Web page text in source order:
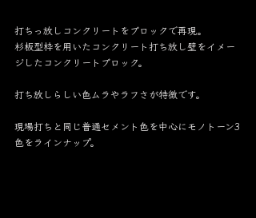
打ちっ放しコンクリートをブロックで再現。
杉板型枠を用いたコンクリート打ち放し壁をイメー
ジしたコンクリートブロック。
打ち放しらしい色ムラやラフさが特徴です。
現場打ちと同じ普通セメント色を中心にモノトーン3
色をラインナップ。